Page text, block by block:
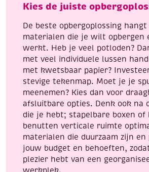
Kies de juiste
De beste opbergoplossing
materialen die je wilt opbergen
werkt. Heb je veel potloden?
met veel individuele lussen
met kwetsbaar papier?
stevige tekenmap. Moet je je
meenemen? Kies dan voor
afsluitbare opties. Denk ook na
die je hebt; stapelbare boxen of
benutten verticale ruimte
materialen die duurzaam zijn en
jouw budget en behoeften,
plezier hebt van een